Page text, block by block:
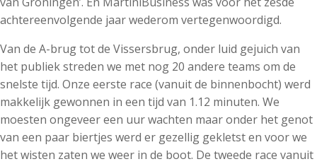
achtereenvolgende jaar wederom vertegenwoordigd.
Van de A-brug tot de Vissersbrug, onder luid gejuich van
het publiek streden we met nog 20 andere teams om de
snelste tijd. Onze eerste race (vanuit de binnenbocht) werd
makkelijk gewonnen in een tijd van 1.12 minuten. We
moesten ongeveer een uur wachten maar onder het genot
van een paar biertjes werd er gezellig gekletst en voor we
het wisten zaten we weer in de boot. De tweede race vanuit